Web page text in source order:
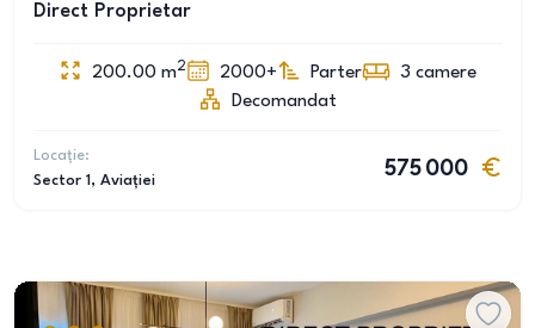
Direct Proprietar
200.00 m2 2000+ Parter 3 camere
Decomandat
Locație:
Sector 1 , Aviației
575 000